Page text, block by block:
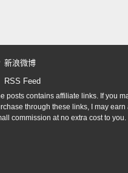
新浪微博
RSS Feed
posts contains affiliate links. If you
through these links, I may earn
commission at no extra cost to you.